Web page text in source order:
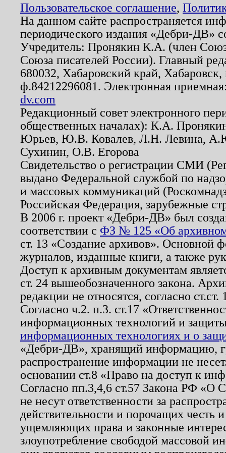
Пользовательское соглашение,
На данном сайте распространяется
периодического издания «Дебри-ДВ»
Учредитель: Пронякин К.А. (член
Союза писателей России). Главный
680032, Хабаровский край,
ф.84212296081. Электронная
dv.com
Редакционный совет электронного
общественных началах): К.А.
Юрьев, Ю.В. Ковалев, Л.Н. Левина,
Сухинин, О.В. Егорова
Свидетельство о регистрации СМИ
выдано Федеральной службой по
и массовых коммуникаций
Российская Федерация, зарубежные
В 2006 г. проект «Дебри-ДВ» был
соответствии с ФЗ № 125 «Об
ст. 13 «Создание архивов». Основной
журналов, изданные книги, а также
Доступ к архивным документам
ст. 24 вышеобозначенного закона.
редакции не относятся, согласно
Согласно ч.2. п.3. ст.17
информационных технологий и
информационных технологиях и о
«Дебри-ДВ», хранящий информацию,
распространение информации не
основании ст.8 «Право на доступ к
Согласно пп.3,4,6 ст.57 Закона РФ «О
не несут ответственности за
действительности и порочащих честь
ущемляющих права и законные
злоупотребление свободой массовой